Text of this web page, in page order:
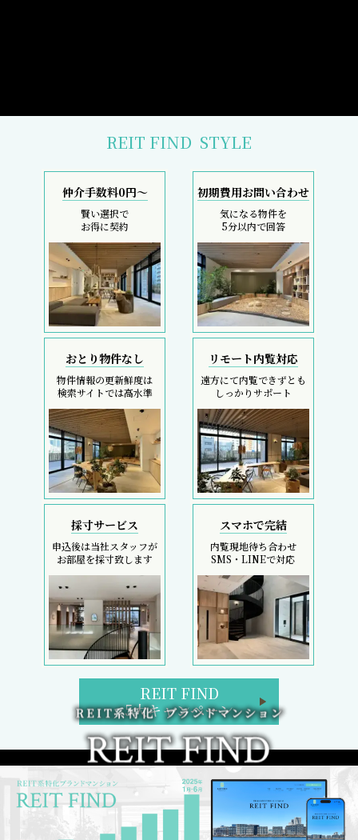
REIT FIND STYLE
仲介手数料0円～
賢い選択で
お得に契約
初期費用お問い合わせ
気になる物件を
5分以内で回答
おとり物件なし
物件情報の更新鮮度は
検索サイトでは高水準
リモート内覧対応
遠方にて内覧できずとも
しっかりサポート
採寸サービス
申込後は当社スタッフが
お部屋を採寸致します
スマホで完結
内覧現地待ち合わせ
SMS・LINEで対応
REIT FIND
5大キャンペーン